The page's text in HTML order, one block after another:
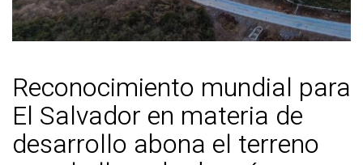
Reconocimiento mundial para
El Salvador en materia de
desarrollo abona el terreno